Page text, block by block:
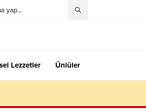
Lezzetler Ünlüler